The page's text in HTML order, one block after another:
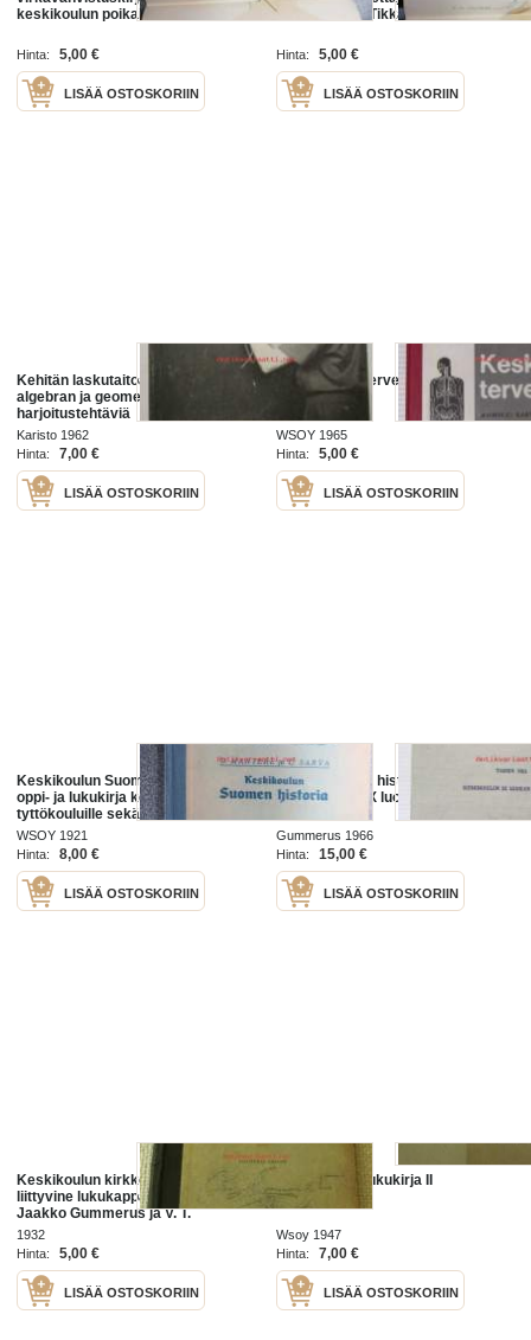
keskikoulun poikain
Tikan.... 20.3.1920 -asiakirja
Hinta: 5,00 €
LISÄÄ OSTOSKORIIN
nimitetty K.V. Tikka.... 17.5.1929 -
Hinta: 5,00 €
LISÄÄ OSTOSKORIIN
Kehitän laskutaitoa. Keskikoulun
algebran ja geometrian
harjoitustehtäviä
Karisto 1962
Hinta:
7,00 €
LISÄÄ OSTOSKORIIN
Keskikoulun terveyskirja
WSOY 1965
Hinta:
5,00 €
LISÄÄ OSTOSKORIIN
Keskikoulun Suomen historia -
oppi- ja lukukirja keski- ja
tyttökouluille sekä seminaareille
WSOY 1921
Hinta:
8,00 €
LISÄÄ OSTOSKORIIN
Neuvostoliiton historia Toinen osa -
Keskikoulun IX luokan oppikirja
Gummerus 1966
Hinta:
15,00 €
LISÄÄ OSTOSKORIIN
Keskikoulun kirkkohistoria : siihen
liittyvine lukukappaleineen /
Jaakko Gummerus ja V. T.
Rosenqvist.
1932
Hinta:
5,00 €
LISÄÄ OSTOSKORIIN
Keskikoulun lukukirja II
Wsoy 1947
Hinta:
7,00 €
LISÄÄ OSTOSKORIIN